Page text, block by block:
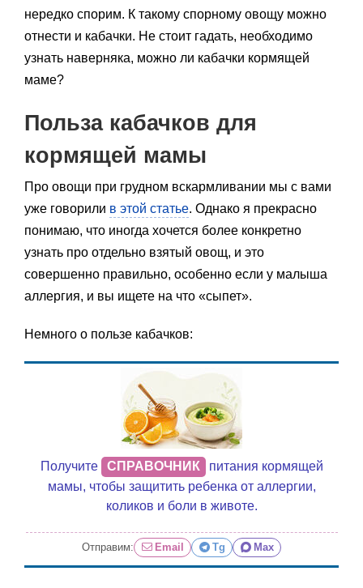
нередко спорим. К такому спорному овощу можно
отнести и кабачки. Не стоит гадать, необходимо
узнать наверняка, можно ли кабачки кормящей
маме?
Польза кабачков для
кормящей мамы
Про овощи при грудном вскармливании мы с вами
уже говорили в этой статье. Однако я прекрасно
понимаю, что иногда хочется более конкретно
узнать про отдельно взятый овощ, и это
совершенно правильно, особенно если у малыша
аллергия, и вы ищете на что «сыпет».
Немного о пользе кабачков:
Получите СПРАВОЧНИК
питания кормящей
мамы, чтобы защитить ребенка от аллергии,
коликов и боли в животе.
Отправим: Email Tg Max